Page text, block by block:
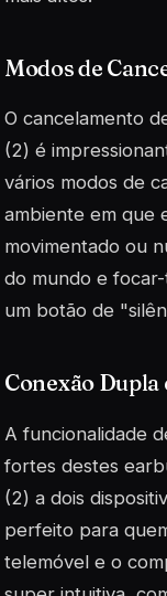
Modos de
O cancelamento
(2) é
vários modos de
ambiente em que
movimentado ou
do mundo e
um botão de
Conexão Dupla
A funcionalidade
fortes destes
(2) a dois
perfeito para
telemóvel e o